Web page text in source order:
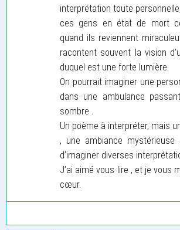
interprétation toute
ces gens en état de mort
quand ils reviennent
racontent souvent la vision
duquel est une forte lumière.
On pourrait imaginer une
dans une ambulance
sombre .
Un poème à interpréter, mais
, une ambiance
d’imaginer diverses
J’ai aimé vous lire , et je vous
cœur.